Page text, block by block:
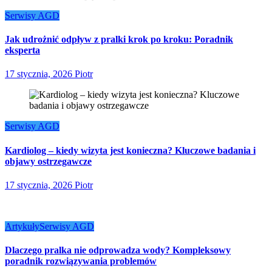
Serwisy AGD
Jak udrożnić odpływ z pralki krok po kroku: Poradnik
eksperta
17 stycznia, 2026 Piotr
Serwisy AGD
Kardiolog – kiedy wizyta jest konieczna? Kluczowe badania i
objawy ostrzegawcze
17 stycznia, 2026 Piotr
ArtykułySerwisy AGD
Dlaczego pralka nie odprowadza wody? Kompleksowy
poradnik rozwiązywania problemów